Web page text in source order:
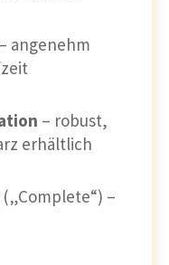
angenehm
– robust,
erhältlich
(„Complete“) –